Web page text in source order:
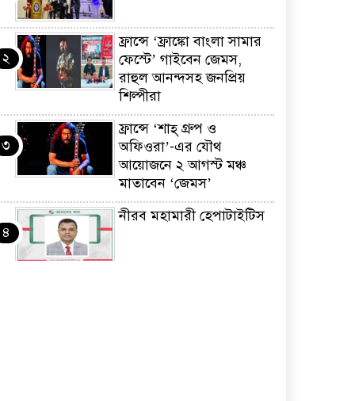
২
ফ্রান্সে ‘ফ্রাঙ্কো বাংলা সামার
ফেস্টে’ গাইবেন জেমস,
রাহুল আনন্দসহ জনপ্রিয়
শিল্পীরা
৩
ফ্রান্সে ‘শাহ্ গ্রুপ ও
অফিওরা’-এর যৌথ
আয়োজনে ২ আগস্ট মঞ্চ
মাতাবেন ‘জেমস’
৪
নীরব মহামারী হেপাটাইটিস